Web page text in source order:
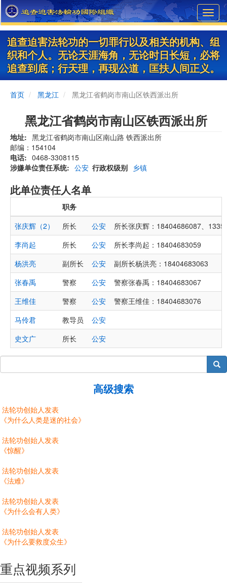
Skip
to
main
content
追查迫害法轮功的一切罪行以及相关的机构、组
织和个人。无论天涯海角，无论时日长短，必将
追查到底；行天理，再现公道，匡扶人间正义。
首页 黑龙江 黑龙江省鹤岗市南山区铁西派出所
黑龙江省鹤岗市南山区铁西派出所
地址
黑龙江省鹤岗市南山区南山路 铁西派出所
邮编：154104
电话
0468-3308115
涉嫌单位责任系统
公安 行政权级别 乡镇
此单位责任人名单
职务
张庆辉（2）
所长 公安
所长张庆辉：18404686087、
李尚起
所长 公安
所长李尚起：18404683059
杨洪亮
副所长 公安
副所长杨洪亮：18404683063
张春禹
警察 公安
警察张春禹：18404683067
王维佳
警察 公安
警察王维佳：18404683076
马伶君
教导员
公安
史文广
所长 公安
搜索
高级搜索
法轮功创始人发表
《为什么人类是迷的社会》
法轮功创始人发表
《惊醒》
法轮功创始人发表
《法难》
法轮功创始人发表
《为什么会有人类》
法轮功创始人发表
《为什么要救度众生》
重点视频系列